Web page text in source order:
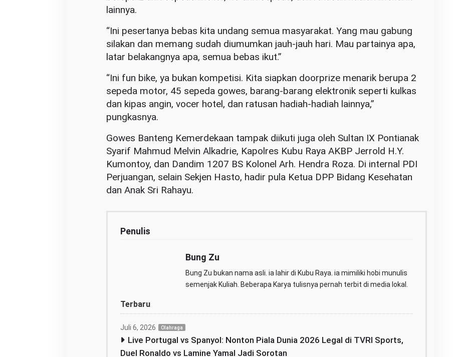
lainnya.
“Ini pesertanya bebas kita undang semua masyarakat. Yang mau gabung
silakan dan memang sudah diumumkan jauh-jauh hari. Mau partainya apa,
latar belakangnya apa, semua bebas ikut.”
“Ini fun bike, ya bukan kompetisi. Kita siapkan doorprize menarik berupa 2
sepeda motor, 45 sepeda gowes, barang-barang elektronik seperti kulkas
dan kipas angin, vocer hotel, dan ratusan hadiah-hadiah lainnya,”
pungkasnya.
Gowes Banteng Kemerdekaan tampak diikuti juga oleh Sultan IX Pontianak
Syarif Mahmud Melvin Alkadrie, Kapolres Kubu Raya AKBP Jerrold H.Y.
Kumontoy, dan Dandim 1207 BS Kolonel Arh. Hendra Roza. Di internal PDI
Perjuangan, selain Sekjen Hasto, hadir pula Ketua DPP Bidang Kesehatan
dan Anak Sri Rahayu.
Penulis
Bung Zu
Bung Zu bukan nama asli. ia lahir di Kubu Raya. ia mimiliki hobi munulis
semenjak Kuliah. Beberapa Karya tulisnya pernah terbit di media lokal.
Terbaru
Juli 6, 2026 Olahraga
Live Portugal vs Spanyol: Nonton Piala Dunia 2026 Legal di TVRI Sports,
Duel Ronaldo vs Lamine Yamal Jadi Sorotan